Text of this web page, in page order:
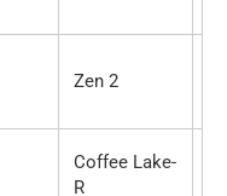
Zen 2
Coffee Lake-
R